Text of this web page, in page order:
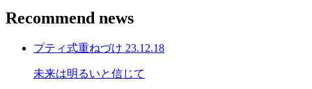
Recommend news
プティ式重ねづけ 23.12.18
未来は明るいと信じて